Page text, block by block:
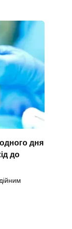
одного дня
до